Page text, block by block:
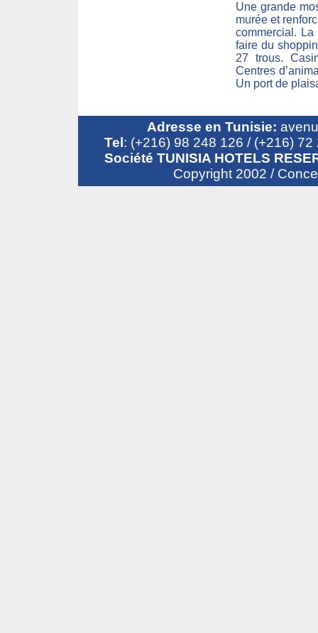
Une grande
murée et
commercial. La
faire du
27 trous.
Centres
Un port de
Adresse en Tunisie:
Tel : (+216) 98 248 126 / (+216)
Société TUNISIA HOTELS
Copyright 2002 /